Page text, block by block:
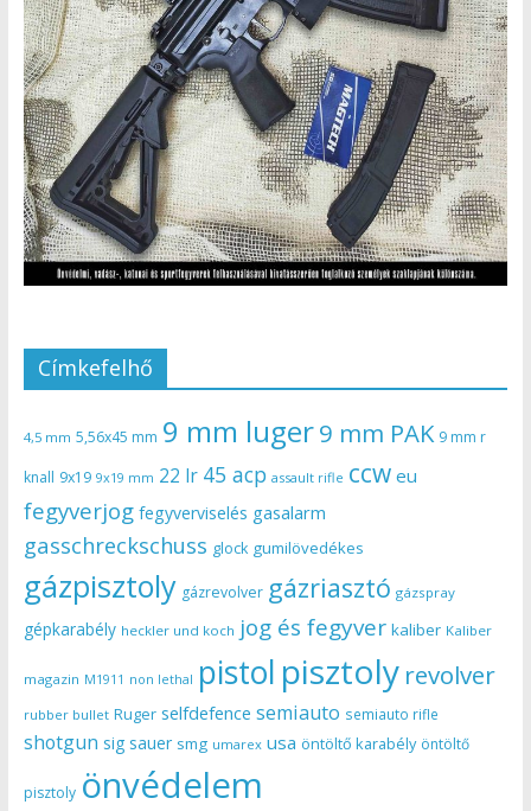
Címkefelhő
4,5 mm 5,56x45 mm 9 mm luger9 mm PAK 9 mm r
knall 9x19 9x19 mm 22 lr 45 acp assault rifle ccw eu
fegyverjog fegyverviselés gasalarm
gasschreckschuss glock gumilövedékes
gázpisztoly gázrevolver gázriasztó gázspray
gépkarabély heckler und koch jog és fegyver kaliber Kaliber
magazin M1911 non lethal pistol pisztoly revolver
rubber bullet Ruger selfdefence semiauto semiauto rifle
shotgun sig sauer smg umarex usa öntöltő karabély öntöltő
pisztoly önvédelem